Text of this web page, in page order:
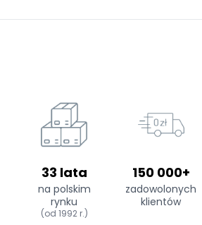
33 lata
na polskim
rynku
(od 1992 r.)
150 000+
zadowolonych
klientów